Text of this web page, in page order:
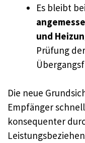
Es bleibt
und
Prüfung
Die neue
Empfänger
konsequenter